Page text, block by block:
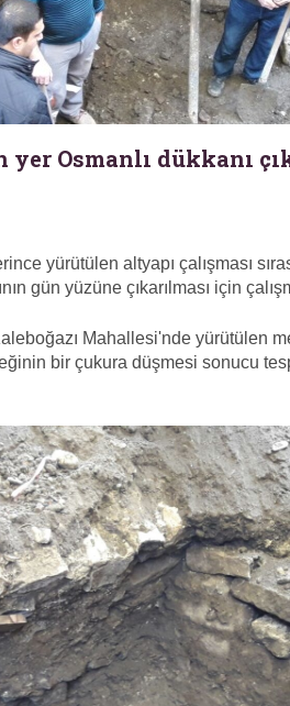
Osmanlı dükkanı
yürütülen altyapı çalışması
gün yüzüne çıkarılması için
Mahallesi'nde yürütülen
bir çukura düşmesi sonucu